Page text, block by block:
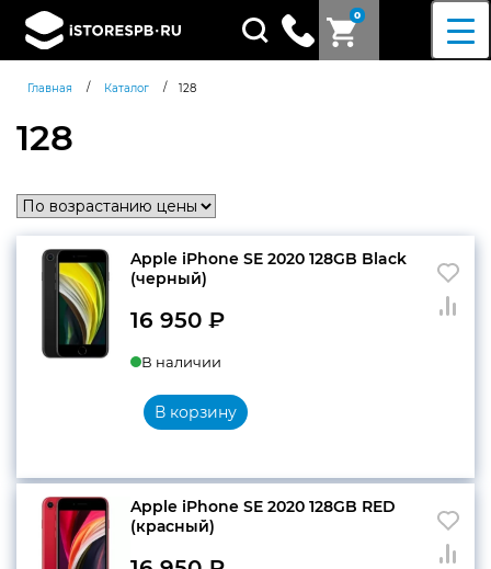
0
Поиск
товаров
Главная / Каталог / 128
128
Apple iPhone SE 2020 128GB Black
(черный)
16 950 ₽
В наличии
В корзину
Apple iPhone SE 2020 128GB RED
(красный)
Согласен cполитикой